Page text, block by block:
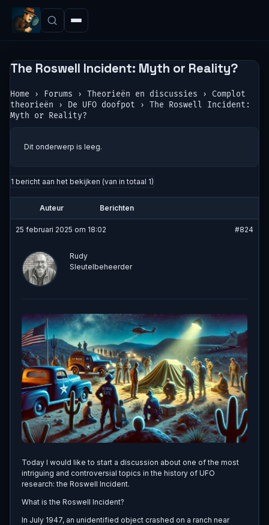
The Roswell Incident: Myth or Reality?
Home › Forums › Theorieën en discussies ›
Complot
theorieën
› De UFO doofpot ›
The Roswell Incident:
Myth or Reality?
Dit onderwerp is leeg.
1 bericht aan het bekijken (van in totaal 1)
Auteur Berichten
25 februari 2025 om 18:02 #824
Rudy
Sleutelbeheerder
Today I would like to start a discussion about one of the most
intriguing and controversial topics in the history of UFO
research: the Roswell Incident.
What is the Roswell Incident?
In July 1947, an unidentified object crashed on a ranch near